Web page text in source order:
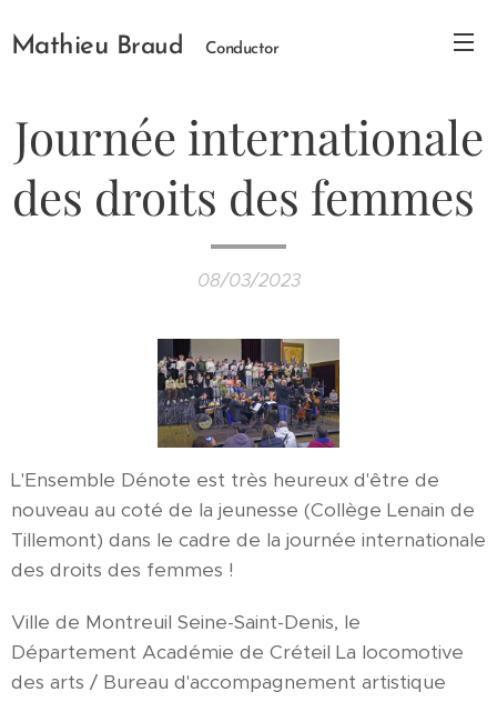
Mathieu Braud Conductor
Journée internationale
des droits des femmes
08/03/2023
L'Ensemble Dénote est très heureux d'être de
nouveau au coté de la jeunesse (Collège Lenain de
Tillemont) dans le cadre de la journée internationale
des droits des femmes !
Ville de Montreuil Seine-Saint-Denis, le
Département Académie de Créteil La locomotive
des arts / Bureau d'accompagnement artistique